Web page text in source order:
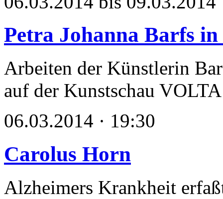
Petra Johanna Barfs
Arbeiten der Künstlerin
auf der Kunstschau
06.03.2014 · 19:30
Carolus Horn
Alzheimers Krankheit